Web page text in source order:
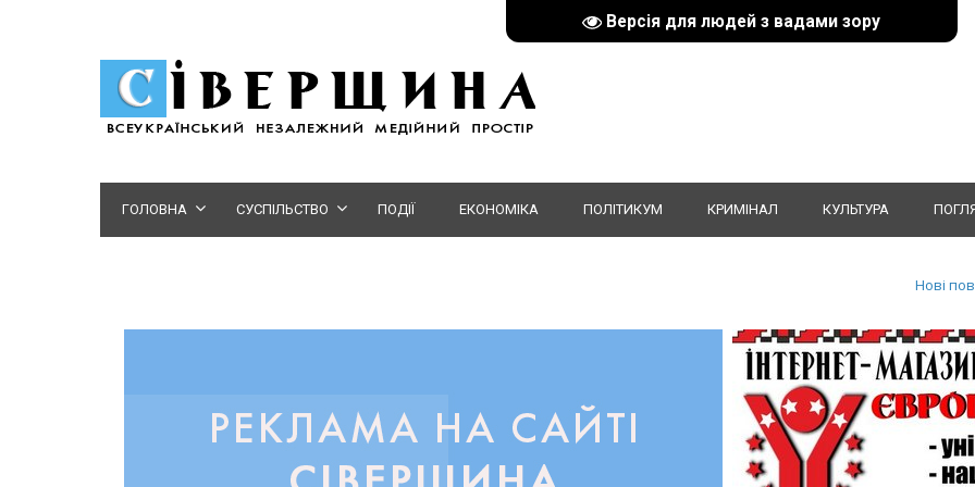
Версія для людей з вадами зору
ГОЛОВНА СУСПІЛЬСТВО ПОДІЇ ЕКОНОМІКА ПОЛІТИКУМ КРИМІНАЛ КУЛЬТУРА
Нові